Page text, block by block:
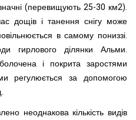
(перевищують 25-30 км2).
дощів і танення снігу може
в самому пониззі.
гирлового ділянки Альми.
і покрита заростями
регулюється за допомогою
неоднакова кількість видів